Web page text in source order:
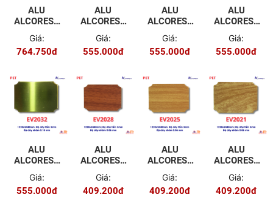
ALU
ALCOREST
TRONG
NHÀ PET
EV2039
TRẮNG
Giá:
764.750đ
ALU
ALCOREST
TRONG
NHÀ PET
EV2030
VÀNG
Giá:
555.000đ
ALU
ALCOREST
TRONG
NHÀ PET
EV2029
ĐEN
Giá:
555.000đ
ALU
ALCOREST
TRONG
NHÀ PET
EV2034
ĐEN
Giá:
555.000đ
ALU
ALCOREST
TRONG
NHÀ PET
EV2032
Giá:
555.000đ
ALU
ALCOREST
TRONG
NHÀ PET
EV2028
Giá:
409.200đ
ALU
ALCOREST
TRONG
NHÀ PET
EV2025
Giá:
409.200đ
ALU
ALCOREST
TRONG
NHÀ PET
EV2021
Giá:
409.200đ